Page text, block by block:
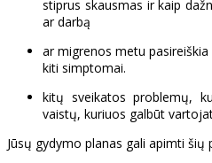
stiprus skausmas ir kaip
ar darbą
ar migrenos metu
kiti simptomai.
kitų sveikatos problemų,
vaistų, kuriuos galbūt
Jūsų gydymo planas gali apimti šių